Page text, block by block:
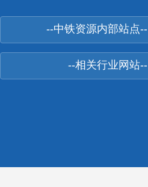
--中铁资源内部站点--
--相关行业网站--